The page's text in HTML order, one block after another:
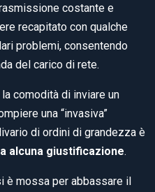
costante e
recapitato con qualche
problemi, consentendo
del carico di rete.
comodità di inviare un
una “invasiva”
di ordini di grandezza è
alcuna giustificazione.
è mossa per abbassare il